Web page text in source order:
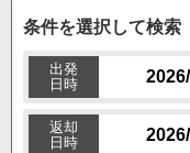
条件を選択して検索
出発
日時
返却
日時